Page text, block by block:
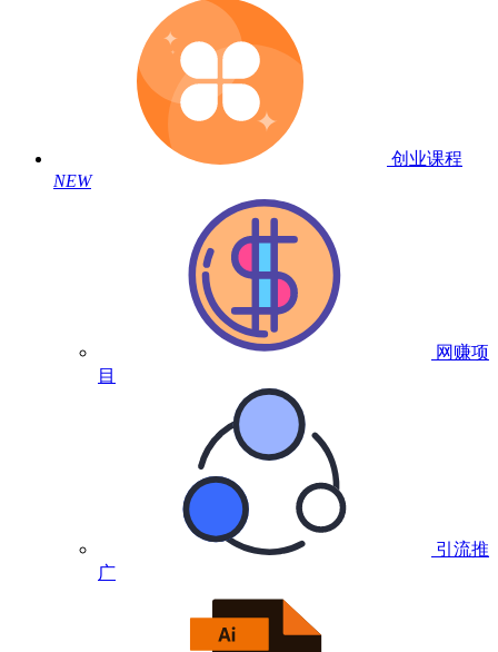
创业课程
NEW
网赚项
目
引流推
广